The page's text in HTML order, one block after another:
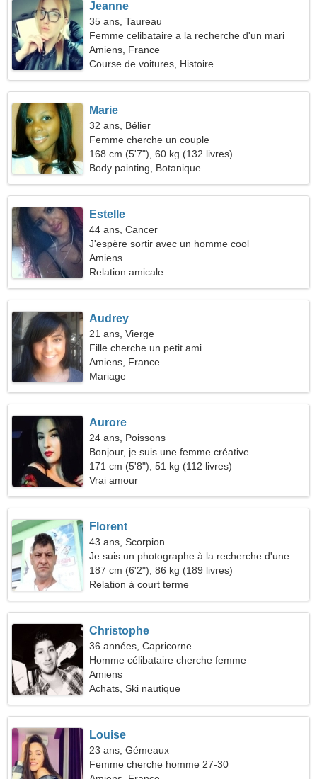
Jeanne
35 ans, Taureau
Femme celibataire a la recherche d'un mari
Amiens, France
Course de voitures, Histoire
Marie
32 ans, Bélier
Femme cherche un couple
168 cm (5'7"), 60 kg (132 livres)
Body painting, Botanique
Estelle
44 ans, Cancer
J'espère sortir avec un homme cool
Amiens
Relation amicale
Audrey
21 ans, Vierge
Fille cherche un petit ami
Amiens, France
Mariage
Aurore
24 ans, Poissons
Bonjour, je suis une femme créative
171 cm (5'8"), 51 kg (112 livres)
Vrai amour
Florent
43 ans, Scorpion
Je suis un photographe à la recherche d'une
femme fantastique
187 cm (6'2"), 86 kg (189 livres)
Relation à court terme
Christophe
36 années, Capricorne
Homme célibataire cherche femme
Amiens
Achats, Ski nautique
Louise
23 ans, Gémeaux
Femme cherche homme 27-30